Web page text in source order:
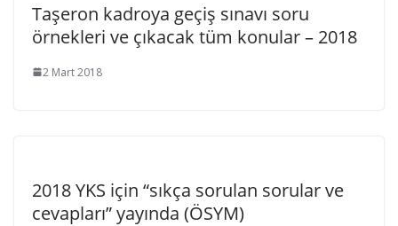
Taşeron kadroya geçiş sınavı soru
örnekleri ve çıkacak tüm konular – 2018
2 Mart 2018
2018 YKS için “sıkça sorulan sorular ve
cevapları” yayında (ÖSYM)